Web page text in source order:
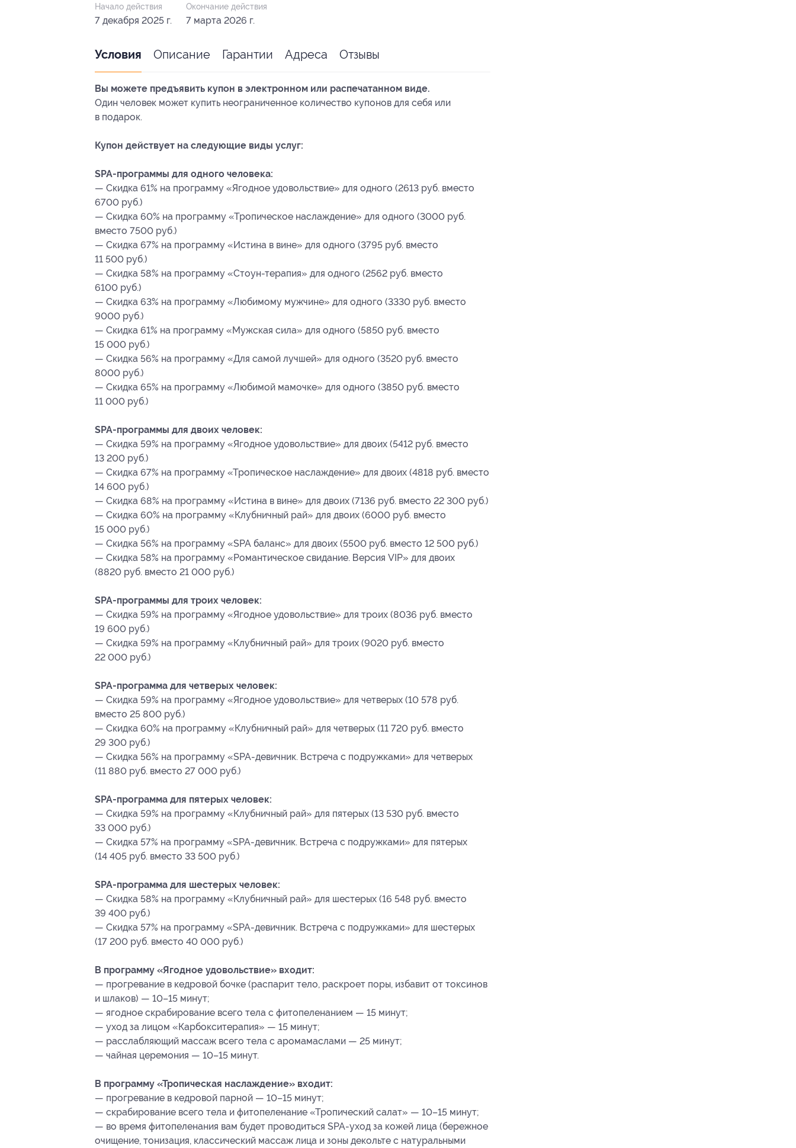
Начало действия
7 декабря 2025 г.
Окончание действия
7 марта 2026 г.
Условия Описание Гарантии Адреса Отзывы
Вы можете предъявить купон в электронном или распечатанном виде.
Один человек может купить неограниченное количество купонов для себя или
в подарок.
Купон действует на следующие виды услуг:
SPA-программы для одного человека:
— Скидка 61% на программу «Ягодное удовольствие» для одного (2613 руб. вместо
6700 руб.)
— Скидка 60% на программу «Тропическое наслаждение» для одного (3000 руб.
вместо 7500 руб.)
— Скидка 67% на программу «Истина в вине» для одного (3795 руб. вместо
11 500 руб.)
— Скидка 58% на программу «Стоун-терапия» для одного (2562 руб. вместо
6100 руб.)
— Скидка 63% на программу «Любимому мужчине» для одного (3330 руб. вместо
9000 руб.)
— Скидка 61% на программу «Мужская сила» для одного (5850 руб. вместо
15 000 руб.)
— Скидка 56% на программу «Для самой лучшей» для одного (3520 руб. вместо
8000 руб.)
— Скидка 65% на программу «Любимой мамочке» для одного (3850 руб. вместо
11 000 руб.)
SPA-программы для двоих человек:
— Скидка 59% на программу «Ягодное удовольствие» для двоих (5412 руб. вместо
13 200 руб.)
— Скидка 67% на программу «Тропическое наслаждение» для двоих (4818 руб. вместо
14 600 руб.)
— Скидка 68% на программу «Истина в вине» для двоих (7136 руб. вместо 22 300 руб.)
— Скидка 60% на программу «Клубничный рай» для двоих (6000 руб. вместо
15 000 руб.)
— Скидка 56% на программу «SPA баланс» для двоих (5500 руб. вместо 12 500 руб.)
— Скидка 58% на программу «Романтическое свидание. Версия VIP» для двоих
(8820 руб. вместо 21 000 руб.)
SPA-программы для троих человек:
— Скидка 59% на программу «Ягодное удовольствие» для троих (8036 руб. вместо
19 600 руб.)
— Скидка 59% на программу «Клубничный рай» для троих (9020 руб. вместо
22 000 руб.)
SPA-программа для четверых человек:
— Скидка 59% на программу «Ягодное удовольствие» для четверых (10 578 руб.
вместо 25 800 руб.)
— Скидка 60% на программу «Клубничный рай» для четверых (11 720 руб. вместо
29 300 руб.)
— Скидка 56% на программу «SPA-девичник. Встреча с подружками» для четверых
(11 880 руб. вместо 27 000 руб.)
SPA-программа для пятерых человек:
— Скидка 59% на программу «Клубничный рай» для пятерых (13 530 руб. вместо
33 000 руб.)
— Скидка 57% на программу «SPA-девичник. Встреча с подружками» для пятерых
(14 405 руб. вместо 33 500 руб.)
SPA-программа для шестерых человек:
— Скидка 58% на программу «Клубничный рай» для шестерых (16 548 руб. вместо
39 400 руб.)
— Скидка 57% на программу «SPA-девичник. Встреча с подружками» для шестерых
(17 200 руб. вместо 40 000 руб.)
В программу «Ягодное удовольствие» входит:
— прогревание в кедровой бочке (распарит тело, раскроет поры, избавит от токсинов
и шлаков) — 10–15 минут;
— ягодное скрабирование всего тела с фитопеленанием — 15 минут;
— уход за лицом «Карбокситерапия» — 15 минут;
— расслабляющий массаж всего тела с аромамаслами — 25 минут;
— чайная церемония — 10–15 минут.
В программу «Тропическая наслаждение» входит:
— прогревание в кедровой парной — 10–15 минут;
— скрабирование всего тела и фитопеленание «Тропический салат» — 10–15 минут;
— во время фитопеленания вам будет проводиться SPA-уход за кожей лица (бережное
очищение, тонизация, классический массаж лица и зоны декольте с натуральными